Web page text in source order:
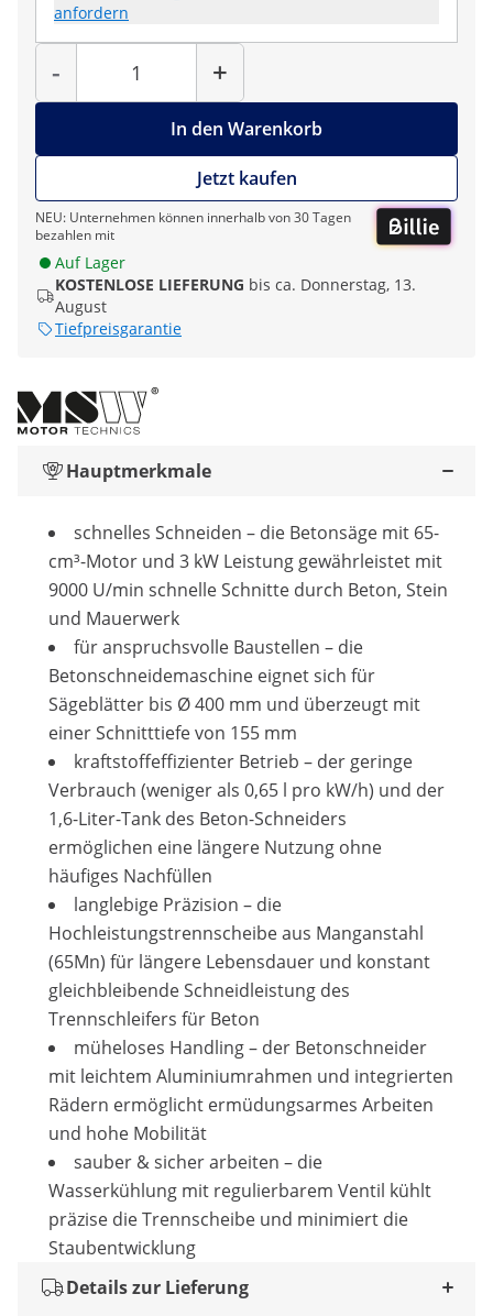
anfordern
-
Menge
+
In den Warenkorb
Jetzt kaufen
NEU: Unternehmen können innerhalb von 30 Tagen
bezahlen mit
Auf Lager
KOSTENLOSE LIEFERUNG bis ca. Donnerstag, 13.
August
Tiefpreisgarantie
Hauptmerkmale
schnelles Schneiden – die Betonsäge mit 65-
cm³-Motor und 3 kW Leistung gewährleistet mit
9000 U/min schnelle Schnitte durch Beton, Stein
und Mauerwerk
für anspruchsvolle Baustellen – die
Betonschneidemaschine eignet sich für
Sägeblätter bis Ø 400 mm und überzeugt mit
einer Schnitttiefe von 155 mm
kraftstoffeffizienter Betrieb – der geringe
Verbrauch (weniger als 0,65 l pro kW/h) und der
1,6-Liter-Tank des Beton-Schneiders
ermöglichen eine längere Nutzung ohne
häufiges Nachfüllen
langlebige Präzision – die
Hochleistungstrennscheibe aus Manganstahl
(65Mn) für längere Lebensdauer und konstant
gleichbleibende Schneidleistung des
Trennschleifers für Beton
müheloses Handling – der Betonschneider
mit leichtem Aluminiumrahmen und integrierten
Rädern ermöglicht ermüdungsarmes Arbeiten
und hohe Mobilität
sauber & sicher arbeiten – die
Wasserkühlung mit regulierbarem Ventil kühlt
präzise die Trennscheibe und minimiert die
Staubentwicklung
Details zur Lieferung